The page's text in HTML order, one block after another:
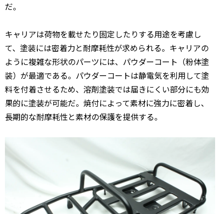
だ。
キャリアは荷物を載せたり固定したりする用途を考慮し
て、塗装には密着力と耐摩耗性が求められる。キャリアの
ように複雑な形状のパーツには、パウダーコート（粉体塗
装）が最適である。パウダーコートは静電気を利用して塗
料を付着させるため、溶剤塗装では届きにくい部分にも効
果的に塗装が可能だ。焼付によって素材に強力に密着し、
長期的な耐摩耗性と素材の保護を提供する。